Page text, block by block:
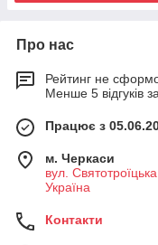
Про нас
Рейтинг не
Менше 5 відгуків
Працює з
м. Черкаси
вул.
Україна
Контакти